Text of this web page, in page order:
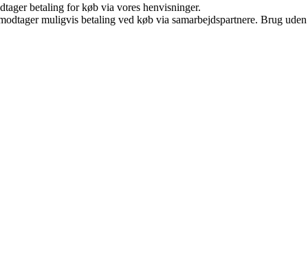
betaling for køb via vores henvisninger.
muligvis betaling ved køb via samarbejdspartnere. Brug